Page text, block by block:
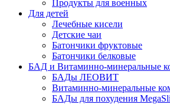
Продукты для военных
Для детей
Лечебные кисели
Детские чаи
Батончики фруктовые
Батончики белковые
БАД и Витаминно-минеральные
БАДы ЛЕОВИТ
Витаминно-минеральные
БАДы для похудения